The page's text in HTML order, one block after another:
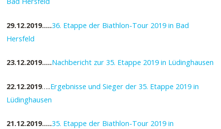
29.12.2019…..36. Etappe der Biathlon-Tour 2019 in Bad
Hersfeld
23.12.2019…..Nachbericht zur 35. Etappe 2019 in Lüdinghausen
22.12.2019…..Ergebnisse und Sieger der 35. Etappe 2019 in
Lüdinghausen
21.12.2019…..35. Etappe der Biathlon-Tour 2019 in